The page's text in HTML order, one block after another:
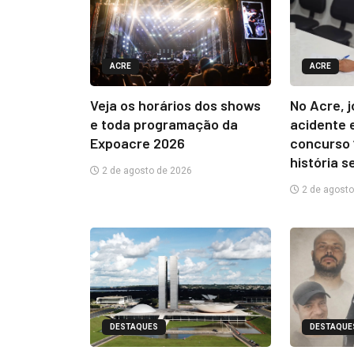
ACRE
Veja os horários dos shows
e toda programação da
Expoacre 2026
2 de agosto de 2026
ACRE
No Acre,
acidente
concurso
história
2 de
DESTAQUES